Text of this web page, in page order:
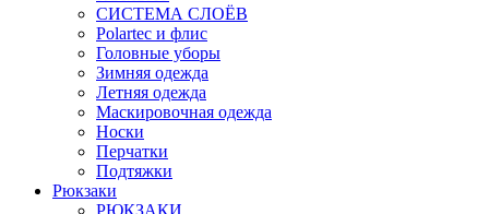
СИСТЕМА СЛОЁВ
Polartec и флис
Головные уборы
Зимняя одежда
Летняя одежда
Маскировочная одежда
Носки
Перчатки
Подтяжки
Рюкзаки
РЮКЗАКИ